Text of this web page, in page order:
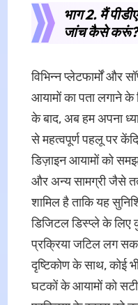
भाग 2. मैं
जांच कैसे करूं?
विभिन्न प्लेटफार्मों और
आयामों का पता लगाने के
के बाद, अब हम अपना
से महत्वपूर्ण पहलू पर
डिज़ाइन आयामों को
और अन्य सामग्री जैसे
शामिल है ताकि यह
डिजिटल डिस्प्ले के लिए
प्रक्रिया जटिल लग
दृष्टिकोण के साथ, कोई
घटकों के आयामों को